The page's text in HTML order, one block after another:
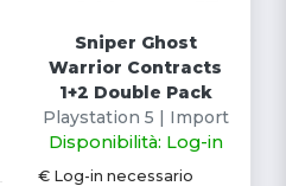
Sniper Ghost
Warrior Contracts
1+2 Double Pack
Playstation 5 | Import
Disponibilità: Log-in
€ Log-in necessario